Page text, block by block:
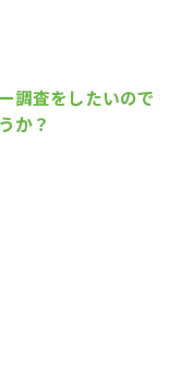
調査をしたいので
か？